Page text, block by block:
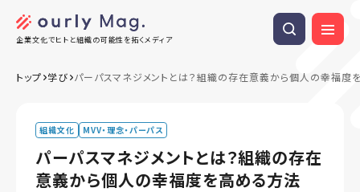
企業文化でヒトと組織の可能性を拓くメディア
トップ 学び パーパスマネジメントとは？組織の存在意義から個人の幸福度
組織文化 MVV・理念・パーパス
パーパスマネジメントとは？組織の存在
意義から個人の幸福度を高める方法